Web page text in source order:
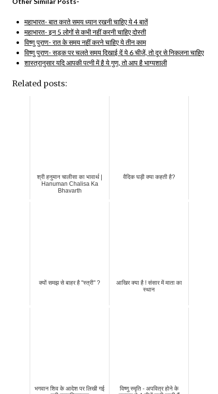
महाभारत- बात करते समय ध्यान रखनी चाहिए ये 4 बातें
महाभारत- इन 5 लोगों से कभी नहीं करनी चाहिए दोस्ती
विष्णु पुराण- रात के समय नहीं करने चाहिए ये तीन काम
विष्णु पुराण- सड़क पर चलते समय दिखाई दें ये 6 चीजें, तो दूर से निकलना चाहिए
शास्त्रानुसार यदि आपकी पत्नी में है ये गुण, तो आप है भाग्यशाली
Related posts:
श्री हनुमान चालीसा का भावार्थ |
Hanuman Chalisa Ka
Bhavarth
वैदिक घड़ी क्या कहती है?
क्यों समझ से बाहर है "स्त्री" ?
आखिर क्या है ! संसार में माता का
स्थान
भगवान शिव के आदेश पर लिखी गई
विष्णु स्मृति - अपवित्र होने के